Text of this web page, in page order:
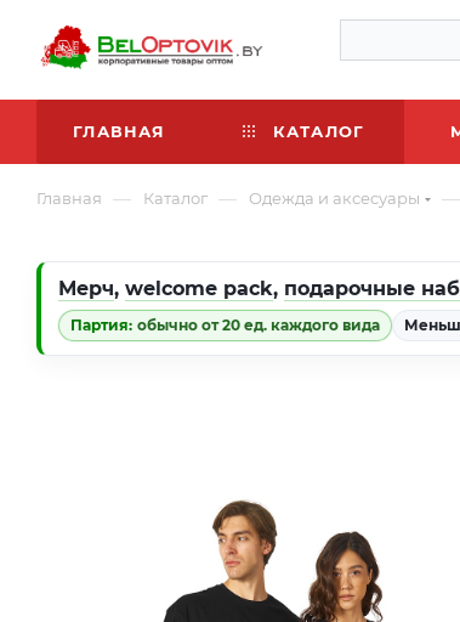
ГЛАВНАЯ КАТАЛОГ
Главная — Каталог — Одежда и аксесуары —
Мерч, welcome pack, подарочные
Партия: обычно от 20 ед. каждого вида